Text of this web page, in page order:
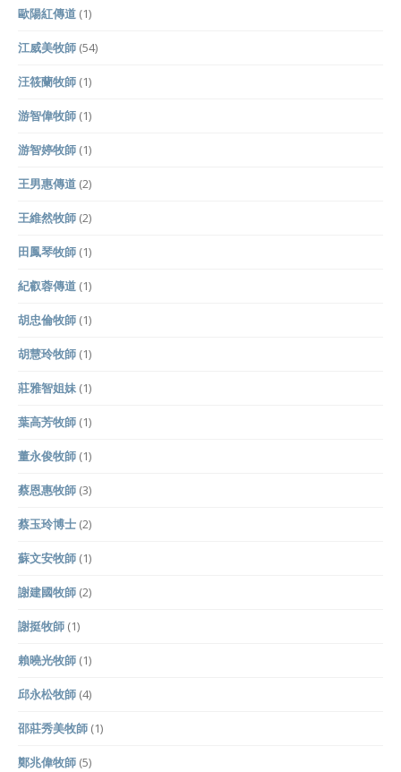
歐陽紅傳道 (1)
江威美牧師 (54)
汪筱蘭牧師 (1)
游智偉牧師 (1)
游智婷牧師 (1)
王男惠傳道 (2)
王維然牧師 (2)
田鳳琴牧師 (1)
紀叡蓉傳道 (1)
胡忠倫牧師 (1)
胡慧玲牧師 (1)
莊雅智姐妹 (1)
葉高芳牧師 (1)
董永俊牧師 (1)
蔡恩惠牧師 (3)
蔡玉玲博士 (2)
蘇文安牧師 (1)
謝建國牧師 (2)
謝挺牧師 (1)
賴曉光牧師 (1)
邱永松牧師 (4)
邵莊秀美牧師 (1)
鄭兆偉牧師 (5)